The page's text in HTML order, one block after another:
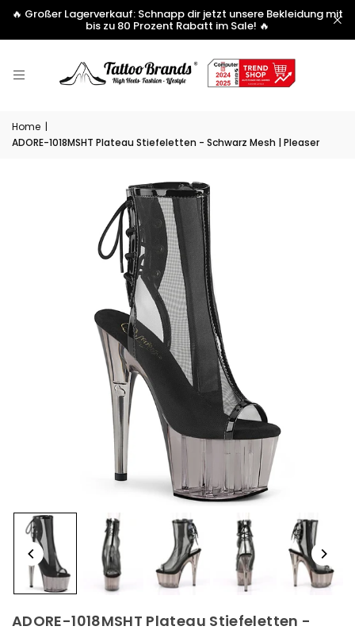
🔥 Großer Lagerverkauf: Schnapp dir jetzt unsere Bekleidung mit
bis zu 80 Prozent Rabatt im Sale! 🔥
Home |
ADORE-1018MSHT Plateau Stiefeletten - Schwarz Mesh | Pleaser
ADORE-1018MSHT Plateau Stiefeletten -